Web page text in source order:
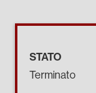
STATO
Terminato